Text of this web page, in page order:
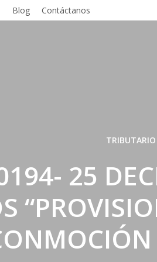
Blog Contáctanos
TRIBUTARIO
25